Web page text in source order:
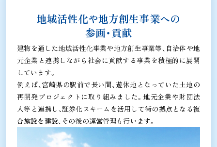
地域活性化や地方創生事業への
参画・貢献
建物を通した地域活性化事業や地方創生事業等、自治体や地
元企業と連携しながら社会に貢献する事業を積極的に展開
しています。
例えば、宮崎県の駅前で長い間、遊休地となっていた土地の
再開発プロジェクトに取り組みました。地元企業や財団法
人等と連携し、証券化スキームを活用して街の拠点となる複
合施設を建設、その後の運営管理も行います。